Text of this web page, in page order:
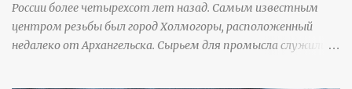
России более четырехсот лет назад. Самым известным
центром резьбы был город Холмогоры, расположенный
недалеко от Архангельска. Сырьем для промысла служили